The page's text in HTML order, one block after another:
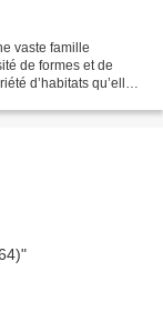
vaste famille
de formes et de
d’habitats qu’elles